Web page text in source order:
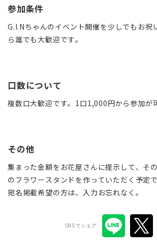
参加条件
G.I.Nちゃんのイベント開催を少しでもお祝
ら誰でも大歓迎です。
口数について
複数口大歓迎です。1口1,000円から参加が
その他
集まった金額をお花屋さんに提示して、そ
のフラワースタンドを作っていただく予定で
宛名掲載希望の方は、入力お忘れなく。
SNSでシェア